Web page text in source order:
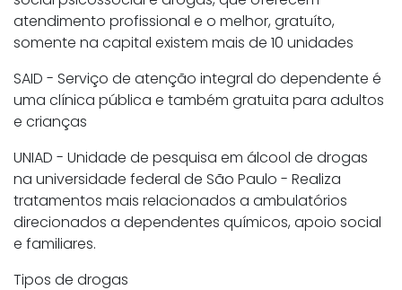
atendimento profissional e o melhor, gratuíto,
somente na capital existem mais de 10 unidades
SAID - Serviço de atenção integral do dependente é
uma clínica pública e também gratuita para adultos
e crianças
UNIAD - Unidade de pesquisa em álcool de drogas
na universidade federal de São Paulo - Realiza
tratamentos mais relacionados a ambulatórios
direcionados a dependentes químicos, apoio social
e familiares.
Tipos de drogas